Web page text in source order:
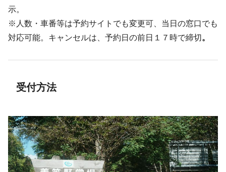
示。
※人数・車番等は予約サイトでも変更可、当日の窓口でも
対応可能。キャンセルは、予約日の前日１７時で締切。
受付方法